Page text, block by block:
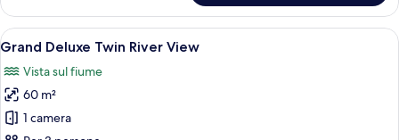
Deluxe
Twin
City
Apri
tutte
le
foto
per
Una camera d'albergo con un letto
18
Grand Deluxe Twin River View
Vista sul fiume
60 m²
1 camera